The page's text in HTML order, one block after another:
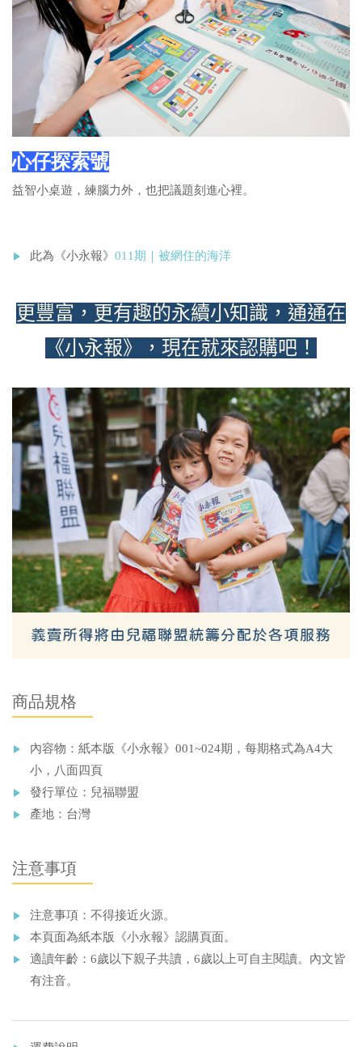
心仔探索號
益智小桌遊，練腦力外， 也把議題刻進心裡。
此為《小永報》 011期｜被網住的海洋
更豐富，更有趣的永續小知識，通通在
《小永報》，現在就來認購吧！
商品規格
內容物：紙本版《小永報》001~024期，每期格式為A4大
小，八面四頁
發行單位：兒福聯盟
產地：台灣
注意事項
注意事項：不得接近火源。
本頁面為紙本版《小永報》認購頁面。
適讀年齡：6歲以下親子共讀，6歲以上可自主閱讀。內文皆
有注音。